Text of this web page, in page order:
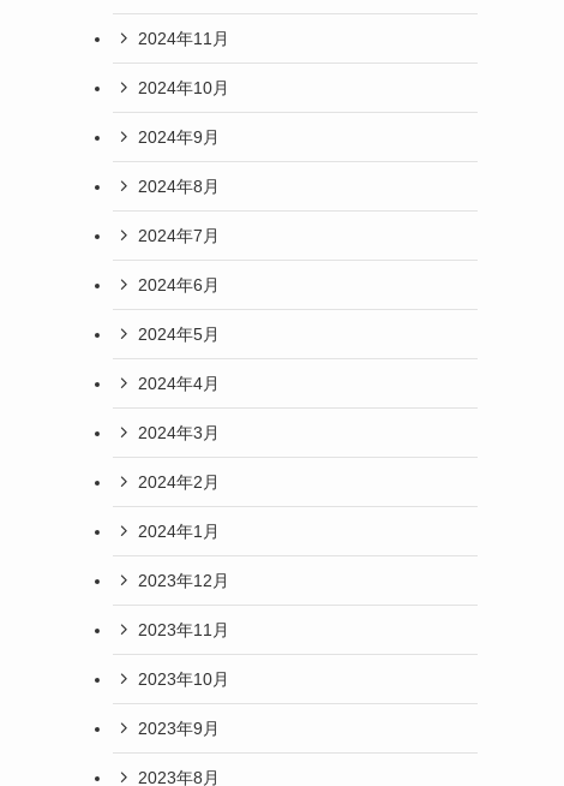
2024年11月
2024年10月
2024年9月
2024年8月
2024年7月
2024年6月
2024年5月
2024年4月
2024年3月
2024年2月
2024年1月
2023年12月
2023年11月
2023年10月
2023年9月
2023年8月